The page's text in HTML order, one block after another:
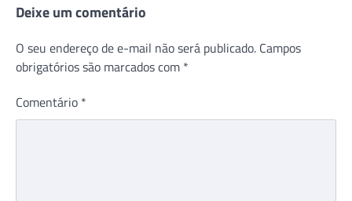
Deixe um comentário
O seu endereço de e-mail não será publicado. Campos
obrigatórios são marcados com *
Comentário *